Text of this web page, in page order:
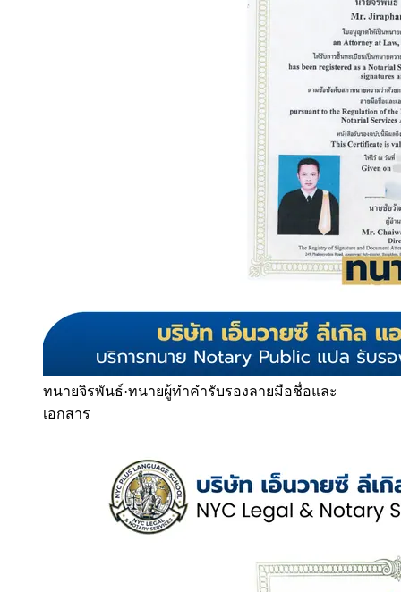
ทนายจิรพันธ์·ทนายผู้ทำคำรับรองลายมือชื่อและ
เอกสาร